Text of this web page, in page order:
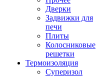
Дверки
Задвижки для
печи
Плиты
Колосниковые
решетки
Термоизоляция
Суперизол